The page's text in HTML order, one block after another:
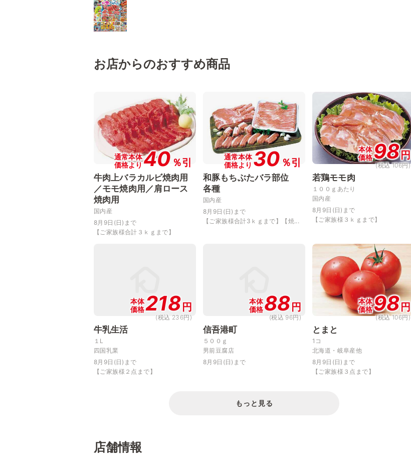
お店からのおすすめ商品
通常本体
価格より 40 ％引
牛肉上バラカルビ焼肉用
／モモ焼肉用／肩ロース
焼肉用
国内産
8月9日(日)まで
【ご家族様合計３ｋｇまで】
通常本体
価格より 30 ％引
和豚もちぶたバラ部位
各種
国内産
8月9日(日)まで
【ご家族様合計3ｋｇまで】【焼...
本体
価格98 円
(税込 106円)
若鶏モモ肉
１００ｇあたり
国内産
8月9日(日)まで
【ご家族様３ｋｇまで】
本体
価格218 円
(税込 236円)
牛乳生活
１L
四国乳業
8月9日(日)まで
【ご家族様２点まで】
本体
価格88 円
(税込 96円)
信吾港町
５００ｇ
男前豆腐店
8月9日(日)まで
本体
価格98 円
(税込 106円)
とまと
1コ
北海道・岐阜産他
8月9日(日)まで
【ご家族様３点まで】
もっと見る
店舗情報